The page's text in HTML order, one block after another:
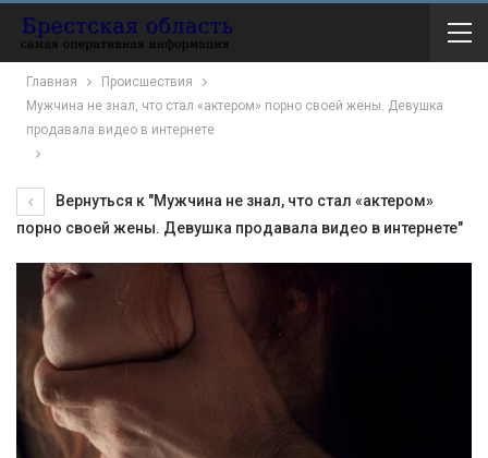
Главная
Происшествия
Мужчина не знал, что стал «актером» порно своей жены. Девушка
продавала видео в интернете
Вернуться к "Мужчина не знал, что стал «актером»
порно своей жены. Девушка продавала видео в интернете"